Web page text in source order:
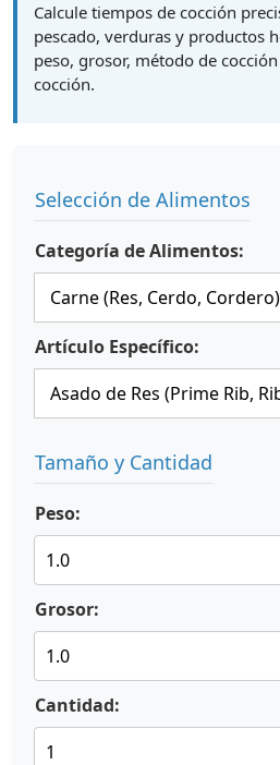
Calcule tiempos de cocción
pescado, verduras y productos
peso, grosor, método de
cocción.
Selección de Alimentos
Categoría de Alimentos:
Artículo Específico:
Tamaño y Cantidad
Peso:
Grosor:
Cantidad: